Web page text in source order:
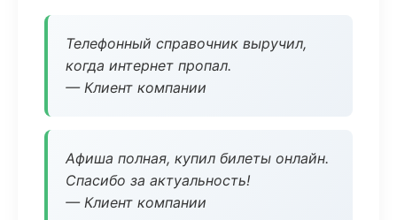
Телефонный справочник выручил,
когда интернет пропал.
— Клиент компании
Афиша полная, купил билеты онлайн.
Спасибо за актуальность!
— Клиент компании